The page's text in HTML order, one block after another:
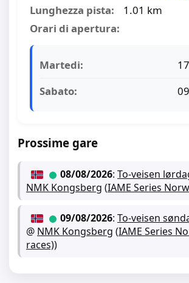
Lunghezza pista:
1.01 km
Orari di apertura:
Martedi:
Sabato:
Prossime gare
08/08/2026: To-veisen
NMK Kongsberg (IAME Series
09/08/2026: To-veisen
@ NMK Kongsberg (IAME Series
races))